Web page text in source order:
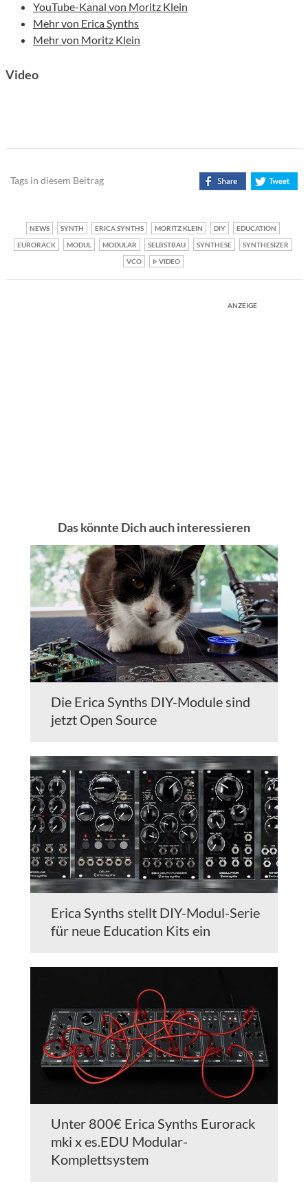
YouTube-Kanal von Moritz Klein
Mehr von Erica Synths
Mehr von Moritz Klein
Video
Tags in diesem Beitrag
NEWS SYNTH ERICA SYNTHS MORITZ KLEIN DIY
EDUCATION
EURORACK
MODUL MODULAR SELBSTBAU SYNTHESE
SYNTHESIZER
VCO
VIDEO
ANZEIGE
Das könnte Dich auch interessieren
Die Erica Synths DIY-Module sind
jetzt Open Source
Erica Synths stellt DIY-Modul-Serie
für neue Education Kits ein
Unter 800€ Erica Synths Eurorack
mki x es.EDU Modular-
Komplettsystem